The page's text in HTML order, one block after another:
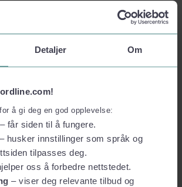
Detaljer Om
å gi deg en god opplevelse:
– får siden til å fungere.
– husker innstillinger som språk og
tilpasses deg.
oss å forbedre nettstedet.
– viser deg relevante tilbud og